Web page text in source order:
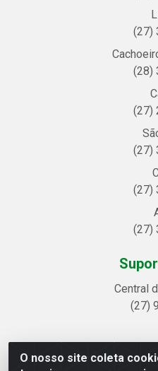
O nosso site coleta
(27)
(28)
(27)
(27)
(27)
(27)
Central
(27)
Linhavix Distribuidora